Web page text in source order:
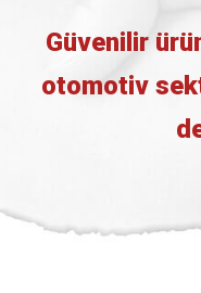
Güvenilir
otomotiv